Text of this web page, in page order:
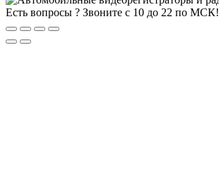
Есть вопросы ? Звоните с 10 до 22 по МСК!